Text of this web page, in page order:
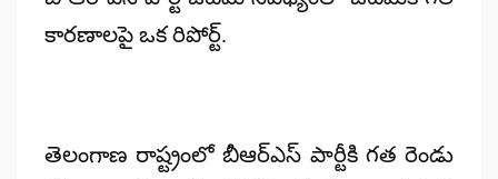
కారణాలపై ఒక రిపోర్ట్.
తెలంగాణ రాష్ట్రంలో బీఆర్ఎస్ పార్టీకి గత రెండు